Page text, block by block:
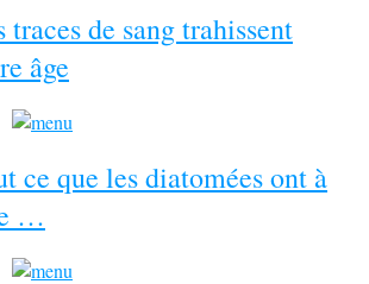
traces de sang trahissent
âge
ce que les diatomées ont à
…